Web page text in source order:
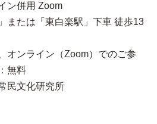
ン併用 Zoom
または「東白楽駅」下車 徒歩13
オンライン（Zoom）でのご参
無料
民文化研究所